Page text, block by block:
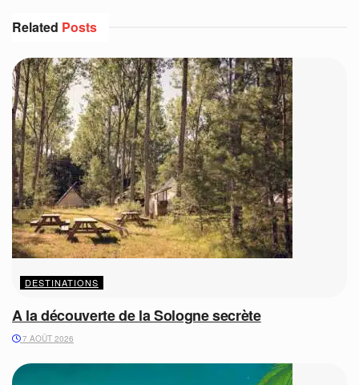
Related Posts
DESTINATIONS
A la découverte de la Sologne secrète
7 AOÛT 2026